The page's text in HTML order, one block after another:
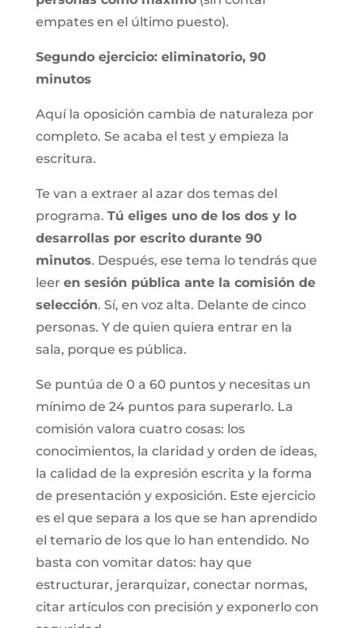
empates en el último puesto).
Segundo ejercicio: eliminatorio, 90
minutos
Aquí la oposición cambia de naturaleza por
completo. Se acaba el test y empieza la
escritura.
Te van a extraer al azar dos temas del
programa. Tú eliges uno de los dos y lo
desarrollas por escrito durante 90
minutos. Después, ese tema lo tendrás que
leer en sesión pública ante la comisión de
selección. Sí, en voz alta. Delante de cinco
personas. Y de quien quiera entrar en la
sala, porque es pública.
Se puntúa de 0 a 60 puntos y necesitas un
mínimo de 24 puntos para superarlo. La
comisión valora cuatro cosas: los
conocimientos, la claridad y orden de ideas,
la calidad de la expresión escrita y la forma
de presentación y exposición. Este ejercicio
es el que separa a los que se han aprendido
el temario de los que lo han entendido. No
basta con vomitar datos: hay que
estructurar, jerarquizar, conectar normas,
citar artículos con precisión y exponerlo con